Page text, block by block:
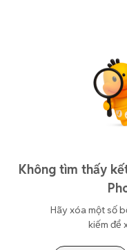
Không tìm thấy
Hãy xóa một số
kiếm để